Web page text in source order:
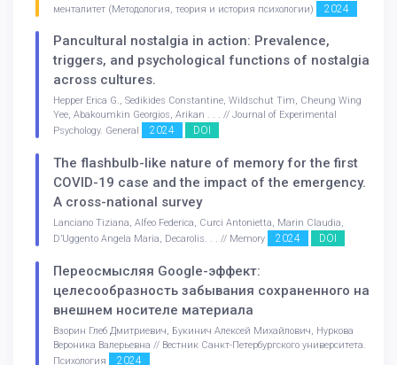
менталитет (Методология, теория и история психологии)
2024
Pancultural nostalgia in action: Prevalence,
triggers, and psychological functions of nostalgia
across cultures.
Hepper Erica G., Sedikides Constantine, Wildschut Tim, Cheung Wing
Yee, Abakoumkin Georgios, Arikan . . . // Journal of Experimental
Psychology. General
2024 DOI
The flashbulb-like nature of memory for the first
COVID-19 case and the impact of the emergency.
A cross-national survey
Lanciano Tiziana, Alfeo Federica, Curci Antonietta, Marin Claudia,
D’Uggento Angela Maria, Decarolis. . . // Memory
2024 DOI
Переосмысляя Google-эффект:
целесообразность забывания сохраненного на
внешнем носителе материала
Взорин Глеб Дмитриевич, Букинич Алексей Михайлович, Нуркова
Вероника Валерьевна // Вестник Санкт-Петербургского университета.
Психология
2024